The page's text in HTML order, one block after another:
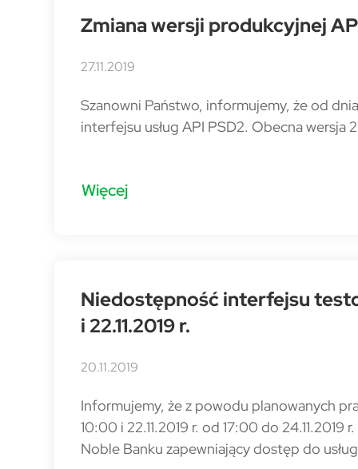
Zmiana wersji produkcyjnej
27.11.2019
Szanowni Państwo, informujemy, że od
interfejsu usług API PSD2. Obecna wersja
Więcej
Niedostępność interfejsu
i 22.11.2019 r.
20.11.2019
Informujemy, że z powodu planowanych
10:00 i 22.11.2019 r. od 17:00 do
Noble Banku zapewniający dostęp do